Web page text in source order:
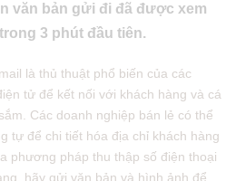
văn bản gửi đi đã được xem
3 phút đầu tiên.
là thủ thuật phổ biến của các
tử để kết nối với khách hàng và cá
Các doanh nghiệp bán lẻ có thể
tự để chi tiết hóa địa chỉ khách hàng
phương pháp thu thập số điện thoại
hãy gửi văn bản và hình ảnh để